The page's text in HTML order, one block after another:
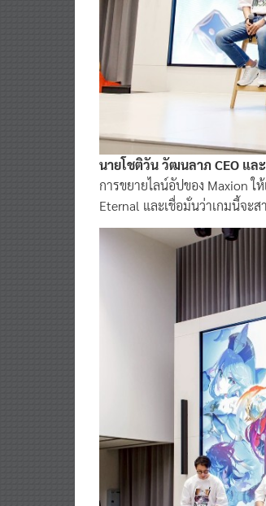
นายโชติวัน วัฒนลาภ CEO แล
การขยายไลน์อัปของ Maxion ใ
Eternal และเชื่อมั่นว่าเกมนี้จะ